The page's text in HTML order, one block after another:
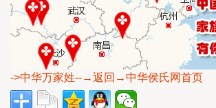
->中华万家姓--→返回→中华侯氏网首页